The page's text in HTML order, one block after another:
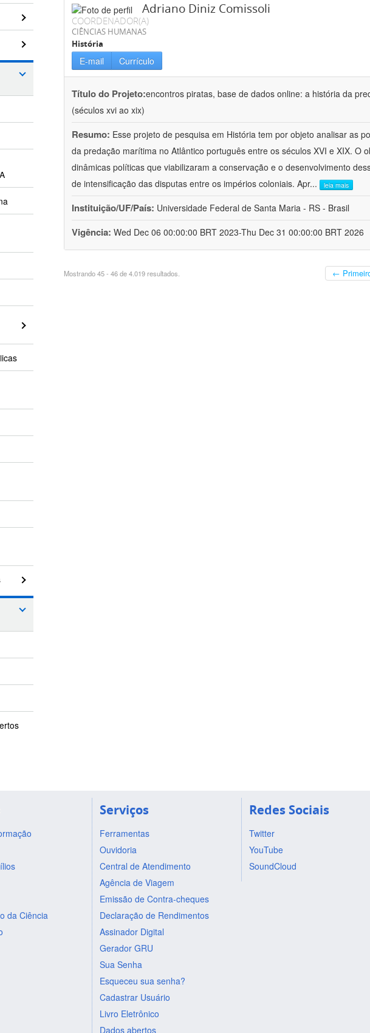
Adriano Diniz Comissoli
COORDENADOR(A)
CIÊNCIAS HUMANAS
História
E-mail Currículo
Título do Projeto:encontros piratas, base de dados online: a história da
(séculos xvi ao xix)
Resumo: Esse projeto de pesquisa em História tem por objeto analisar as
da predação marítima no Atlântico português entre os séculos XVI e XIX. O
dinâmicas políticas que viabilizaram a conservação e o desenvolvimento
de intensificação das disputas entre os impérios coloniais. Apr... leia mais
Instituição/UF/País: Universidade Federal de Santa Maria - RS - Brasil
Vigência: Wed Dec 06 00:00:00 BRT 2023-Thu Dec 31 00:00:00 BRT 2026
Mostrando 45 - 46 de 4.019 resultados. ←
da Ciência
Serviços
Ferramentas
Ouvidoria
Central de Atendimento
Agência de Viagem
Emissão de Contra-cheques
Declaração de Rendimentos
Assinador Digital
Gerador GRU
Sua Senha
Esqueceu sua senha?
Cadastrar Usuário
Livro Eletrônico
Dados abertos
Redes Sociais
Twitter
YouTube
SoundCloud